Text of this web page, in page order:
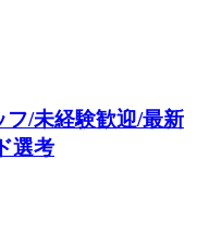
/未経験歓迎/最新
選考